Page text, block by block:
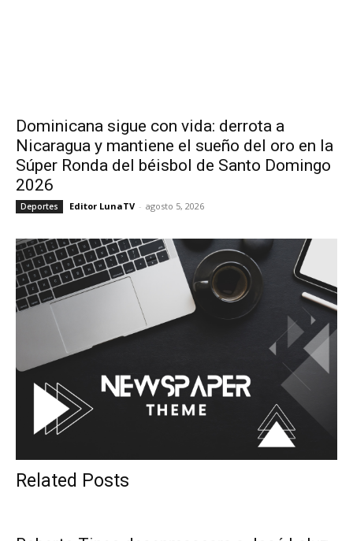
Dominicana sigue con vida: derrota a
Nicaragua y mantiene el sueño del oro en la
Súper Ronda del béisbol de Santo Domingo
2026
Deportes Editor LunaTV - agosto 5, 2026
Related Posts